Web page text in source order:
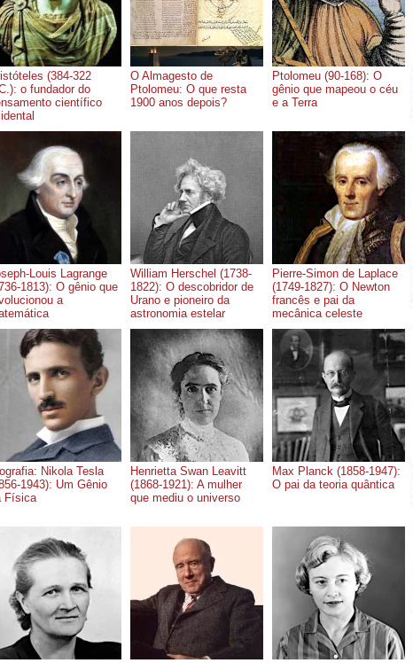
(384-322
o fundador do
científico
O Almagesto de
Ptolomeu: O que resta
1900 anos depois?
Ptolomeu (90-168): O
gênio que mapeou o céu
e a Terra
Louis Lagrange
1813): O gênio que
a
William Herschel (1738-
1822): O descobridor de
Urano e pioneiro da
astronomia estelar
Pierre-Simon de Laplace
(1749-1827): O Newton
francês e pai da
mecânica celeste
Nikola Tesla
1943): Um Gênio
Física
Henrietta Swan Leavitt
(1868-1921): A mulher
que mediu o universo
Max Planck (1858-1947):
O pai da teoria quântica